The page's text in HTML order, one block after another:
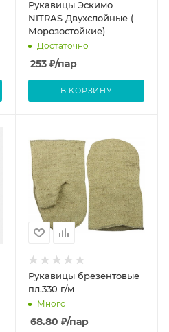
Рукавицы Эскимо
NITRAS Двухслойные (
Морозостойкие)
Достаточно
253₽/пар
В КОРЗИНУ
Рукавицы брезентовые
пл.330 г/м
Много
68.80 ₽/пар